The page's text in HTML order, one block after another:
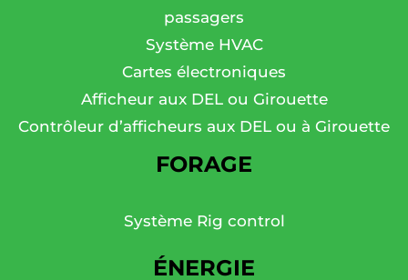
passagers
Système HVAC
Cartes électroniques
Afficheur aux DEL ou Girouette
Contrôleur d’afficheurs aux DEL ou à Girouette
FORAGE
Système Rig control
ÉNERGIE